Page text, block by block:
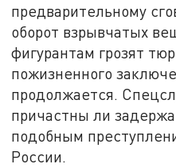
предварительному
оборот взрывчатых
фигурантам грозят
пожизненного
продолжается.
причастны ли
подобным
России.